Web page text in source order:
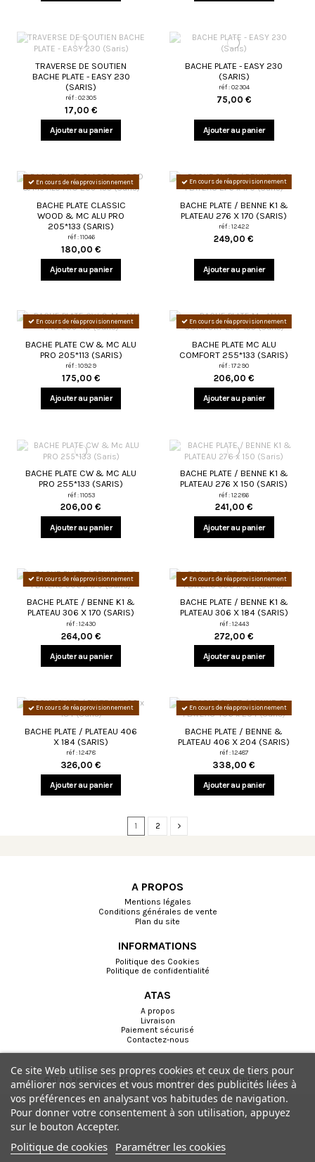
TRAVERSE DE SOUTIEN
BACHE PLATE - EASY 230
(SARIS)
réf : 02305
17,00 €
Ajouter au panier
BACHE PLATE - EASY 230
(SARIS)
réf : 02304
75,00 €
Ajouter au panier
En cours de réapprovisionnement
BACHE PLATE CLASSIC
WOOD & MC ALU PRO
205*133 (SARIS)
réf : 11046
180,00 €
Ajouter au panier
En cours de réapprovisionnement
BACHE PLATE / BENNE K1 &
PLATEAU 276 X 170 (SARIS)
réf : 12422
249,00 €
Ajouter au panier
En cours de réapprovisionnement
BACHE PLATE CW & MC ALU
PRO 205*113 (SARIS)
réf : 10929
175,00 €
Ajouter au panier
En cours de réapprovisionnement
BACHE PLATE MC ALU
COMFORT 255*133 (SARIS)
réf : 17290
206,00 €
Ajouter au panier
BACHE PLATE CW & MC ALU
PRO 255*133 (SARIS)
réf : 11053
206,00 €
Ajouter au panier
BACHE PLATE / BENNE K1 &
PLATEAU 276 X 150 (SARIS)
réf : 12286
241,00 €
Ajouter au panier
En cours de réapprovisionnement
BACHE PLATE / BENNE K1 &
PLATEAU 306 X 170 (SARIS)
réf : 12430
264,00 €
Ajouter au panier
En cours de réapprovisionnement
BACHE PLATE / BENNE K1 &
PLATEAU 306 X 184 (SARIS)
réf : 12443
272,00 €
Ajouter au panier
En cours de réapprovisionnement
BACHE PLATE / PLATEAU 406
X 184 (SARIS)
réf : 12478
326,00 €
Ajouter au panier
En cours de réapprovisionnement
BACHE PLATE / BENNE &
PLATEAU 406 X 204 (SARIS)
réf : 12487
338,00 €
Ajouter au panier
1 2
A PROPOS
Mentions légales
Conditions générales de vente
Plan du site
INFORMATIONS
Politique des Cookies
Politique de confidentialité
ATAS
A propos
Livraison
Paiement sécurisé
Contactez-nous
Ce site Web utilise ses propres cookies et ceux de tiers pour
améliorer nos services et vous montrer des publicités liées à
vos préférences en analysant vos habitudes de navigation.
Pour donner votre consentement à son utilisation, appuyez
sur le bouton Accepter.
Politique de cookies Paramétrer les cookies
©ATAS Remorques 2025 - Créé par l' Agence Web Cibleweb
Choisissez une valeur...